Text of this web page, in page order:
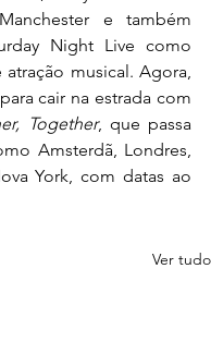
e também
Night Live como
musical. Agora,
cair na estrada com
Together, que passa
Amsterdã, Londres,
York, com datas ao
Ver tudo